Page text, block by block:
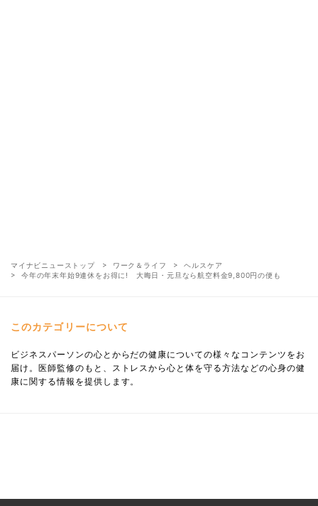
マイナビニューストップ ワーク＆ライフ
ヘルスケア
今年の年末年始9連休をお得に! 大晦日・元旦なら航空料金9,800円の便も
このカテゴリーについて
ビジネスパーソンの心とからだの健康についての様々なコンテンツをお
届け。医師監修のもと、ストレスから心と体を守る方法などの心身の健
康に関する情報を提供します。